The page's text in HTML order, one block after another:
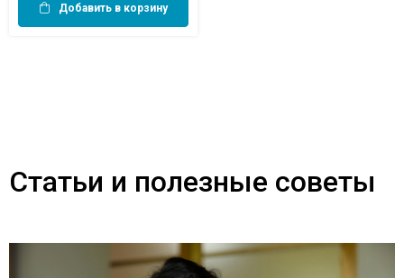
Добавить в корзину
Статьи и полезные советы